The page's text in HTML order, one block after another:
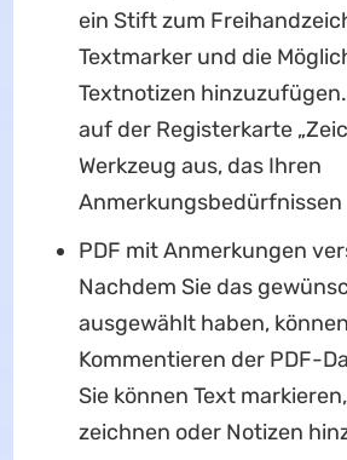
ein Stift zum
Textmarker und die
Textnotizen hinzuzufügen.
auf der Registerkarte
Werkzeug aus, das Ihren
PDF mit Anmerkungen
Nachdem Sie das
ausgewählt haben,
Kommentieren der PDF-
Sie können Text
zeichnen oder Notizen